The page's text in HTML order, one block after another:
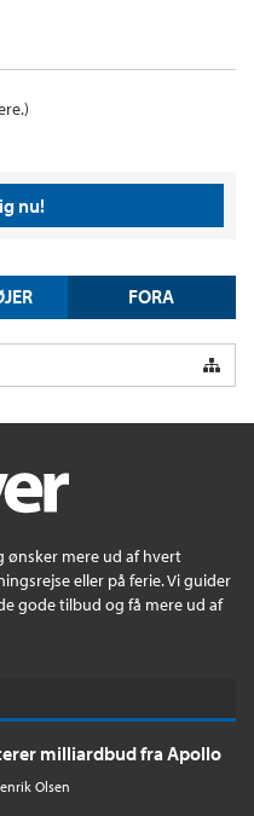
nu!
FORA
ønsker mere ud af hvert
eller på ferie. Vi guider
gode tilbud og få mere ud af
milliardbud fra Apollo
Olsen